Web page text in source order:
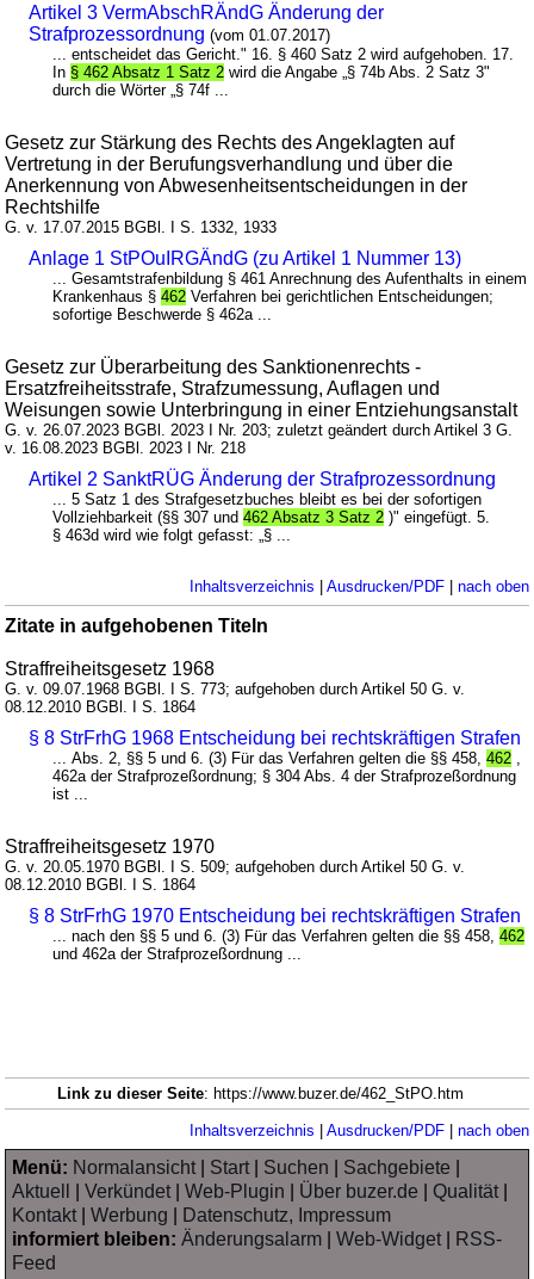
Artikel 3 VermAbschRÄndG Änderung der
Strafprozessordnung (vom 01.07.2017)
... entscheidet das Gericht." 16. § 460 Satz 2 wird aufgehoben. 17.
In § 462 Absatz 1 Satz 2 wird die Angabe „§ 74b Abs. 2 Satz 3"
durch die Wörter „§ 74f ...
Gesetz zur Stärkung des Rechts des Angeklagten auf
Vertretung in der Berufungsverhandlung und über die
Anerkennung von Abwesenheitsentscheidungen in der
Rechtshilfe
G. v. 17.07.2015 BGBl. I S. 1332, 1933
Anlage 1 StPOuIRGÄndG (zu Artikel 1 Nummer 13)
... Gesamtstrafenbildung § 461 Anrechnung des Aufenthalts in einem
Krankenhaus §462 Verfahren bei gerichtlichen Entscheidungen;
sofortige Beschwerde § 462a ...
Gesetz zur Überarbeitung des Sanktionenrechts -
Ersatzfreiheitsstrafe, Strafzumessung, Auflagen und
Weisungen sowie Unterbringung in einer Entziehungsanstalt
G. v. 26.07.2023 BGBl. 2023 I Nr. 203; zuletzt geändert durch Artikel 3 G.
v. 16.08.2023 BGBl. 2023 I Nr. 218
Artikel 2 SanktRÜG Änderung der Strafprozessordnung
... 5 Satz 1 des Strafgesetzbuches bleibt es bei der sofortigen
Vollziehbarkeit (§§ 307 und462 Absatz 3 Satz 2 )" eingefügt. 5.
§ 463d wird wie folgt gefasst: „§ ...
Inhaltsverzeichnis | Ausdrucken/PDF| nach oben
Zitate in aufgehobenen Titeln
Straffreiheitsgesetz 1968
G. v. 09.07.1968 BGBl. I S. 773; aufgehoben durch Artikel 50 G. v.
08.12.2010 BGBl. I S. 1864
§ 8 StrFrhG 1968 Entscheidung bei rechtskräftigen Strafen
... Abs. 2, §§ 5 und 6. (3) Für das Verfahren gelten die §§ 458,462
462a der Strafprozeßordnung; § 304 Abs. 4 der Strafprozeßordnung
ist ...
Straffreiheitsgesetz 1970
G. v. 20.05.1970 BGBl. I S. 509; aufgehoben durch Artikel 50 G. v.
08.12.2010 BGBl. I S. 1864
§ 8 StrFrhG 1970 Entscheidung bei rechtskräftigen Strafen
... nach den §§ 5 und 6. (3) Für das Verfahren gelten die §§ 458,462
und 462a der Strafprozeßordnung ...
Link zu dieser Seite: https://www.buzer.de/462_StPO.htm
Inhaltsverzeichnis | Ausdrucken/PDF| nach oben
Menü: Normalansicht| Start| Suchen Sachgebiete
Aktuell
|Verkündet|Web-Plugin Über buzer.de |Qualität|
Kontakt|Werbung
Datenschutz, Impressum
informiert bleiben: Änderungsalarm |Web-Widget|
RSS-
Feed